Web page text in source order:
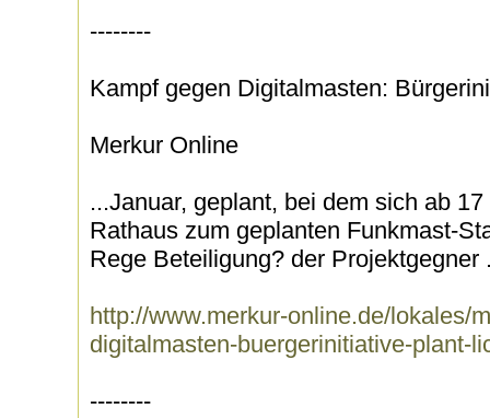
--------
Kampf gegen Digitalmasten:
Merkur Online
...Januar, geplant, bei dem sich ab
Rathaus zum geplanten Funkmast-
Rege Beteiligung? der Projektgegner
http://www.merkur-online.de/lokales/
digitalmasten-buergerinitiative-plant-
--------